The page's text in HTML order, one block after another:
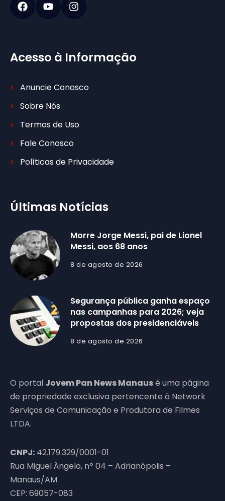
Acesso à Informação
Anuncie Conosco
Sobre Nós
Termos de Uso
Fale Conosco
Políticas de Privacidade
Últimas Notícias
Morre Jorge Messi, pai de Lionel
Messi, aos 68 anos
8 de agosto de 2026
Segurança pública ganha espaço
nas campanhas para 2026; veja
propostas dos presidenciáveis
8 de agosto de 2026
O portal Jovem Pan News Manausé uma página
de propriedade exclusiva pertencente à Network
Serviços de Comunicação e Produtora de Filmes
LTDA.
CNPJ: 42.179.329/0001-01
Rua Miguel Ângelo, nº 04 – Adrianópolis –
Manaus/AM
CEP: 69057-083